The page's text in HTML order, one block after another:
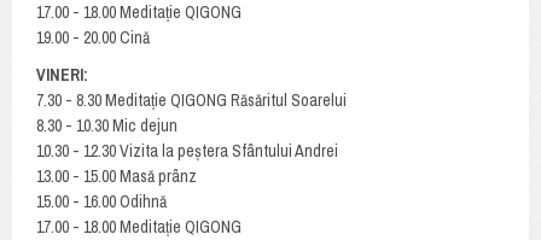
17.00 - 18.00 Meditație QIGONG
19.00 - 20.00 Cină
VINERI:
7.30 - 8.30 Meditație QIGONG Răsăritul Soarelui
8.30 - 10.30 Mic dejun
10.30 - 12.30 Vizita la peștera Sfântului Andrei
13.00 - 15.00 Masă prânz
15.00 - 16.00 Odihnă
17.00 - 18.00 Meditație QIGONG